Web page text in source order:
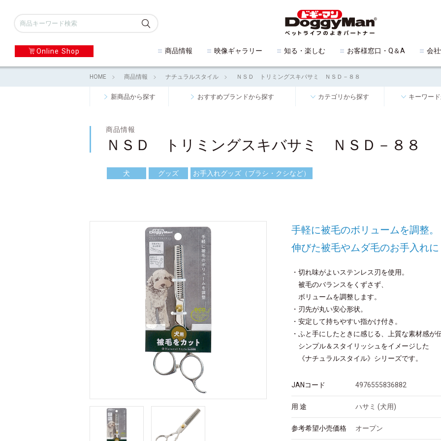
Online Shop 商品情報 映像ギャラリー 知る・楽しむ お客様窓口・Q＆A 会
HOME 商品情報 ナチュラルスタイル ＮＳＤ トリミングスキバサミ ＮＳＤ－８８
新商品から探す おすすめブランドから探す カテゴリから探す キーワー
商品情報
ＮＳＤ トリミングスキバサミ ＮＳＤ－８８
犬 グッズ お手入れグッズ（ブラシ・クシなど）
手軽に被毛のボリュームを調整。
伸びた被毛やムダ毛のお手入れに
・切れ味がよいステンレス刃を使用。
被毛のバランスをくずさず、
ボリュームを調整します。
・刃先が丸い安心形状。
・安定して持ちやすい指かけ付き。
・ふと手にしたときに感じる、上質な素材感が
シンプル＆スタイリッシュをイメージした
《ナチュラルスタイル》シリーズです。
JANコード 4976555836882
用 途 ハサミ (犬用)
参考希望小売価格 オープン